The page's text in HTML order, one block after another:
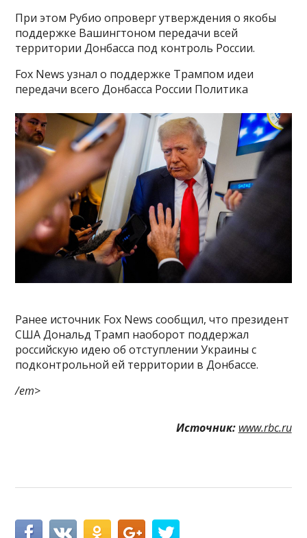
При этом Рубио опроверг утверждения о якобы
поддержке Вашингтоном передачи всей
территории Донбасса под контроль России.
Fox News узнал о поддержке Трампом идеи
передачи всего Донбасса России Политика
Ранее источник Fox News сообщил, что президент
США Дональд Трамп наоборот поддержал
российскую идею об отступлении Украины с
подконтрольной ей территории в Донбассе.
/em>
Источник: www.rbc.ru